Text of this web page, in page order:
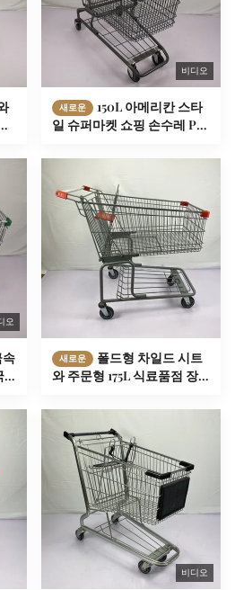
비디오
새로운
150L 아메리칸 스타
일 슈퍼마켓 쇼핑 손수레 PU
오
속
새로운
폴드형 차일드 시트
와 주문형 175L 식료품점 장
비디오